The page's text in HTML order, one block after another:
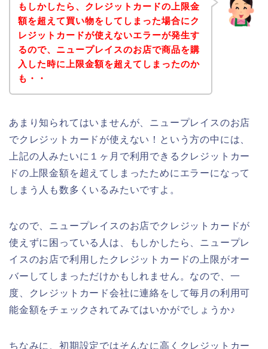
もしかしたら、クレジットカードの上限金
額を超えて買い物をしてしまった場合にク
レジットカードが使えないエラーが発生す
るので、ニュープレイスのお店で商品を購
入した時に上限金額を超えてしまったのか
も・・
あまり知られてはいませんが、ニュープレイスのお店
でクレジットカードが使えない！という方の中には、
上記の人みたいに１ヶ月で利用できるクレジットカー
ドの上限金額を超えてしまったためにエラーになって
しまう人も数多くいるみたいですよ。
なので、ニュープレイスのお店でクレジットカードが
使えずに困っている人は、もしかしたら、ニュープレ
イスのお店で利用したクレジットカードの上限がオー
バーしてしまっただけかもしれません。なので、一
度、クレジットカード会社に連絡をして毎月の利用可
能金額をチェックされてみてはいかがでしょうか♪
ちなみに、初期設定ではそんなに高くクレジットカー